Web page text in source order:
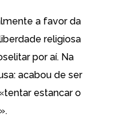
a favor da
religiosa
por aí. Na
acabou de ser
estancar o